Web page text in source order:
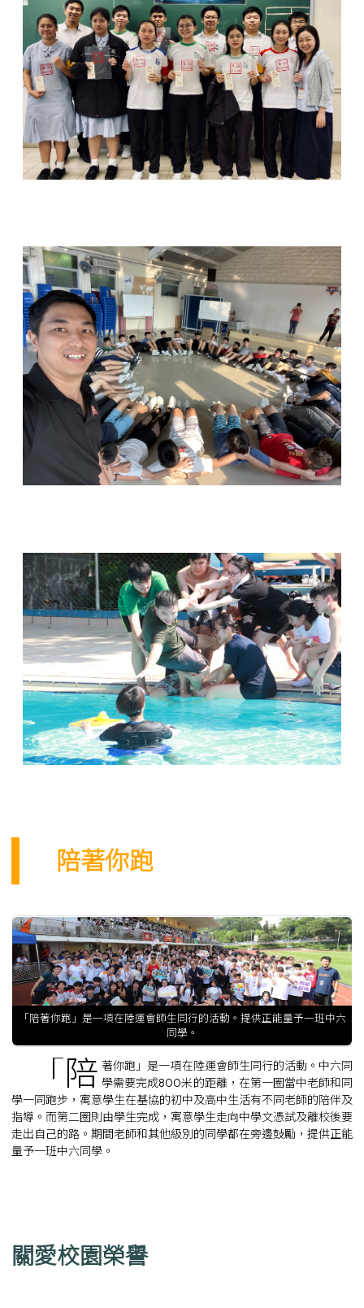
陪著你跑
「陪著你跑」是一項在陸運會師生同行的活動。提供正能量予一班中六
同學。
「陪 著你跑」是一項在陸運會師生同行的活動。中六同
學需要完成800米的距離，在第一圈當中老師和同
學一同跑步，寓意學生在基協的初中及高中生活有不同老師的陪伴及
指導。而第二圈則由學生完成，寓意學生走向中學文憑試及離校後要
走出自己的路。期間老師和其他級別的同學都在旁邊鼓勵，提供正能
量予一班中六同學。
關愛校園榮譽